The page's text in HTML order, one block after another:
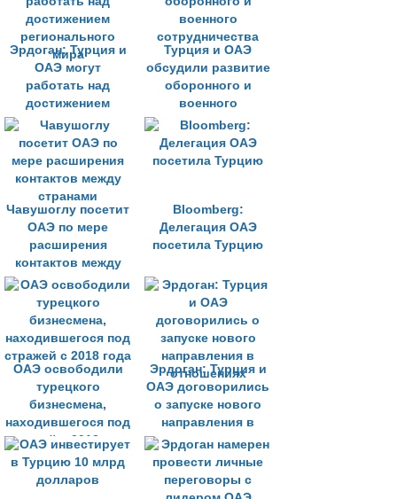
Эрдоган: Турция и
ОАЭ могут
работать над
достижением
регионального
мира
Турция и ОАЭ
обсудили развитие
оборонного и
военного
сотрудничества
Чавушоглу посетит
ОАЭ по мере
расширения
контактов между
странами
Bloomberg:
Делегация ОАЭ
посетила Турцию
ОАЭ освободили
турецкого
бизнесмена,
находившегося под
стражей с 2018 года
Эрдоган: Турция и
ОАЭ договорились
о запуске нового
направления в
отношениях